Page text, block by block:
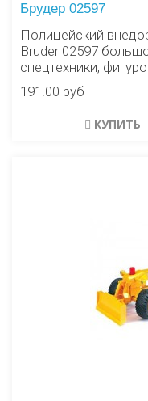
Брудер 02597
Полицейский
Bruder 02597
спецтехники,
191.00 руб
КУПИТЬ